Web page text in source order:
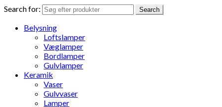
Search for: Search
Belysning
Loftslamper
Væglamper
Bordlamper
Gulvlamper
Keramik
Vaser
Gulvvaser
Lamper